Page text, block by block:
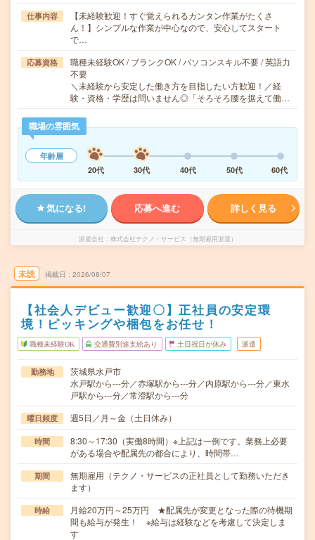
仕事内容
【未経験歓迎！すぐ覚えられるカンタン作業がたくさ
ん！】シンプルな作業が中心なので、安心してスタート
で…
応募資格
職種未経験OK / ブランクOK / パソコンスキル不要 / 英語力
不要
＼未経験から安定した働き方を目指したい方歓迎！／経
験・資格・学歴は問いません◎「そろそろ腰を据えて働…
職場の雰囲気
年齢層
20代
30代 40代 50代 60代
気になる! 応募へ進む 詳しく見る
派遣会社 株式会社テクノ・サービス（無期雇用派遣）
未読 掲載日 2026/08/07
【社会人デビュー歓迎〇】正社員の安定環
境！ピッキングや梱包をお任せ！
職種未経験OK 交通費別途支給あり 土日祝日が休み 派遣
勤務地
茨城県水戸市
水戸駅から---分／赤塚駅から---分／内原駅から---分／東水
戸駅から---分／常澄駅から---分
曜日頻度 週5日／月～金（土日休み）
時間
8:30～17:30（実働8時間）※上記は一例です。業務上必要
がある場合や配属先の都合により、時間帯…
期間
無期雇用（テクノ・サービスの正社員として勤務いただき
ます）
時給
月給20万円～25万円 ★配属先が変更となった際の待機期
間も給与が発生！ ※給与は経験などを考慮して決定しま
す